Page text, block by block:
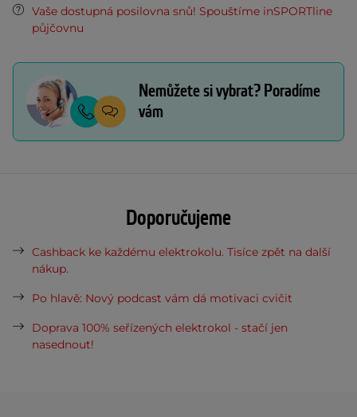
Vaše dostupná posilovna snů! Spouštíme inSPORTline
půjčovnu
Nemůžete si vybrat? Poradíme
vám
Doporučujeme
Cashback ke každému elektrokolu. Tisíce zpět na další
nákup.
Po hlavě: Nový podcast vám dá motivaci cvičit
Doprava 100% seřízených elektrokol - stačí jen
nasednout!